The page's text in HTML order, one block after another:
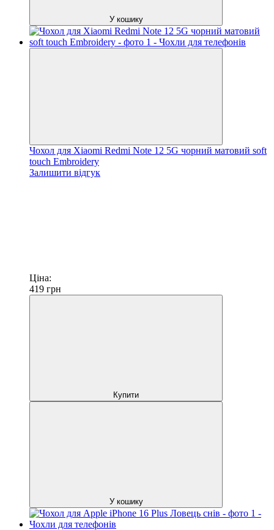
У кошику
Чохол для Xiaomi Redmi Note 12 5G чорний матовий soft
touch Embroidery
Залишити відгук
Ціна:
419 грн
Купити
У кошику